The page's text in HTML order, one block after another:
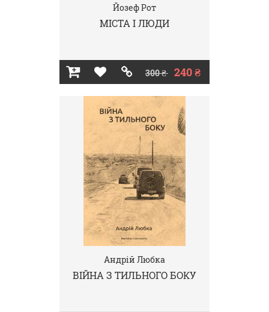
Йозеф Рот
МІСТА І ЛЮДИ
300 ₴ 240 ₴
Андрій Любка
ВІЙНА З ТИЛЬНОГО БОКУ